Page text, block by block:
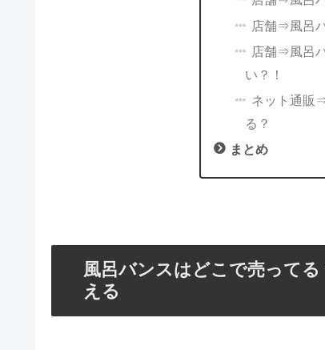
店舗⇒風呂
店舗⇒風呂
い？！
ネット通販
る？
まとめ
風呂バンスはどこで売って
える